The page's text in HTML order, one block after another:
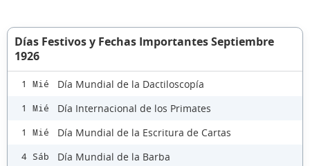
Días Festivos y Fechas Importantes Septiembre
1926
1 Mié Día Mundial de la Dactiloscopía
1 Mié Día Internacional de los Primates
1 Mié Día Mundial de la Escritura de Cartas
4 Sáb Día Mundial de la Barba